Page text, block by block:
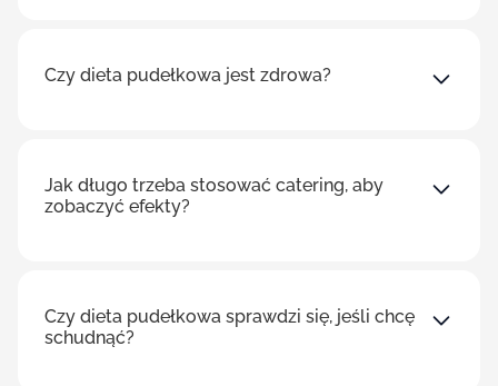
Czy dieta pudełkowa jest zdrowa?
Jak długo trzeba stosować catering, aby
zobaczyć efekty?
Czy dieta pudełkowa sprawdzi się, jeśli chcę
schudnąć?